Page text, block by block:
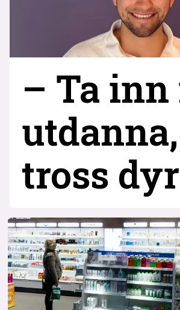
– Ta
utdanna,
tross